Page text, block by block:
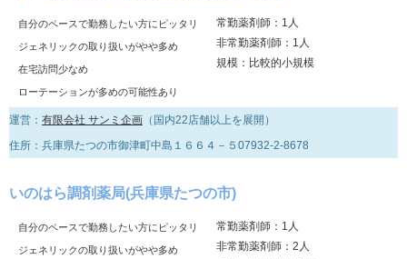
自分のペースで勤務したい方にピッタリ
ジェネリックの取り扱いがやや多め
在宅訪問少なめ
ローテーションが多めの可能性あり
常勤薬剤師：1人
非常勤薬剤師：1人
規模：比較的小規模
運営： 有限会社 サンミ企画 （国内22店舗以上を展開）
住所：兵庫県たつの市御津町中島１６６４－５07932-2-8678
いのはら調剤薬局(兵庫県たつの市)
自分のペースで勤務したい方にピッタリ
ジェネリックの取り扱いがやや多め
常勤薬剤師：1人
非常勤薬剤師：2人